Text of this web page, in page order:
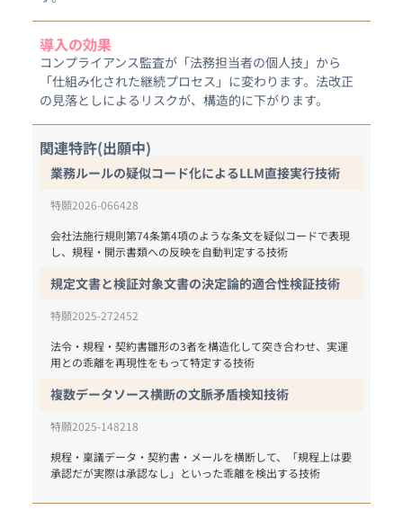
導入の効果
コンプライアンス監査が「法務担当者の個人技」から
「仕組み化された継続プロセス」に変わります。法改正
の見落としによるリスクが、構造的に下がります。
関連特許(出願中)
業務ルールの疑似コード化によるLLM直接実行技術
特願2026-066428
会社法施行規則第74条第4項のような条文を疑似コードで表現
し、規程・開示書類への反映を自動判定する技術
規定文書と検証対象文書の決定論的適合性検証技術
特願2025-272452
法令・規程・契約書雛形の3者を構造化して突き合わせ、実運
用との乖離を再現性をもって特定する技術
複数データソース横断の文脈矛盾検知技術
特願2025-148218
規程・稟議データ・契約書・メールを横断して、「規程上は要
承認だが実際は承認なし」といった乖離を検出する技術